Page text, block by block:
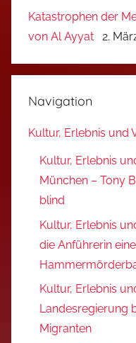
Katastrophen der
von Al Ayyat
2.
Navigation
Kultur, Erlebnis und
Kultur, Erlebnis
München – Tony
blind
Kultur, Erlebnis
die Anführerin
Kultur, Erlebnis
Landesregierung
Migranten